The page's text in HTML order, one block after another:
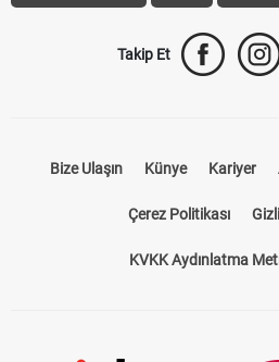
Trabzonspor Transfer Canlı İzle iddaa